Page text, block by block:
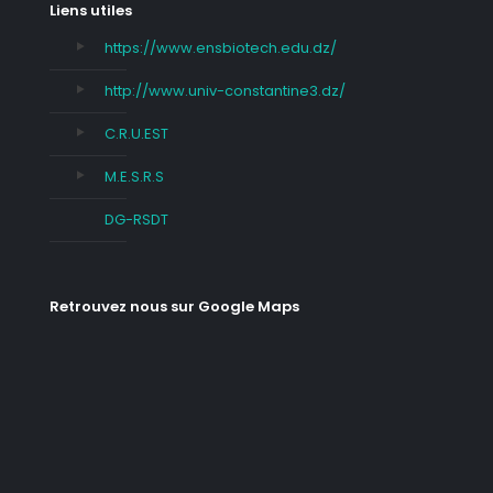
Liens utiles
https://www.ensbiotech.edu.dz/
http://www.univ-constantine3.dz/
C.R.U.EST
M.E.S.R.S
DG-RSDT
Retrouvez nous sur Google Maps